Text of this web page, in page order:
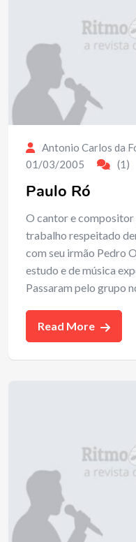
Antonio Carlos da
01/03/2005
(1)
Paulo Ró
O cantor e compositor
trabalho respeitado
com seu irmão Pedro
estudo e de música
Passaram pelo grupo
Read More